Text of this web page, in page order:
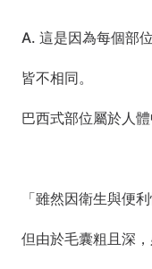
A. 這是因為每個部
皆不相同。
巴西式部位屬於人
「雖然因衛生與便
但由於毛囊粗且深